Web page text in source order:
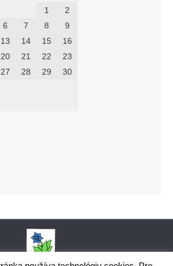
1
2
6 7 8
9
13 14 15
16
20 21 22
23
27 28 29
30